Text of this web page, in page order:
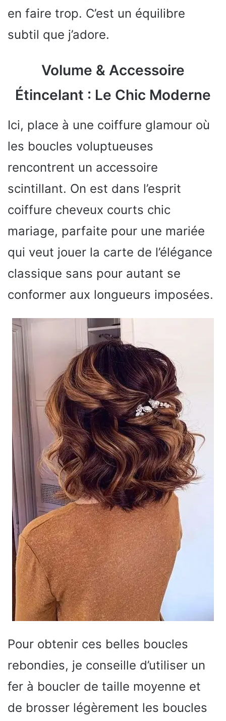
en faire trop. C’est un équilibre
subtil que j’adore.
Volume & Accessoire
Étincelant : Le Chic Moderne
Ici, place à une coiffure glamour où
les boucles voluptueuses
rencontrent un accessoire
scintillant. On est dans l’esprit
coiffure cheveux courts chic
mariage, parfaite pour une mariée
qui veut jouer la carte de l’élégance
classique sans pour autant se
conformer aux longueurs imposées.
Pour obtenir ces belles boucles
rebondies, je conseille d’utiliser un
fer à boucler de taille moyenne et
de brosser légèrement les boucles